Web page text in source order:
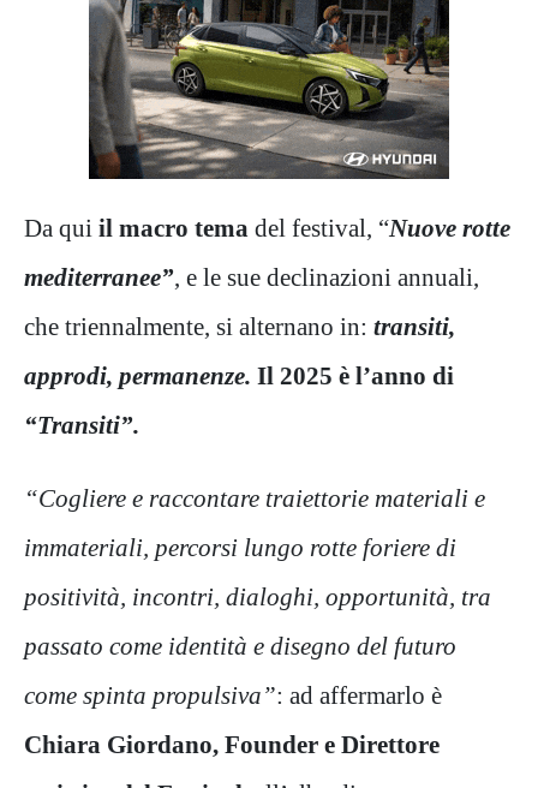
Da qui il macro tema del festival, “Nuove rotte
mediterranee” , e le sue declinazioni annuali,
che triennalmente, si alternano in: transiti,
approdi, permanenze. Il 2025 è l’anno di
“Transiti”.
“Cogliere e raccontare traiettorie materiali e
immateriali, percorsi lungo rotte foriere di
positività, incontri, dialoghi, opportunità, tra
passato come identità e disegno del futuro
come spinta propulsiva”: ad affermarlo è
Chiara Giordano, Founder e Direttore